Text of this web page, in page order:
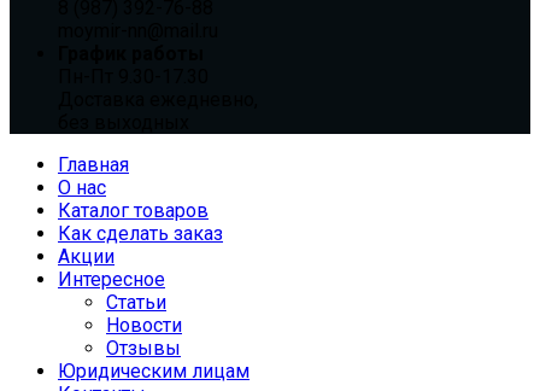
Главная
О нас
Каталог товаров
Как сделать заказ
Акции
Интересное
Статьи
Новости
Отзывы
Юридическим лицам